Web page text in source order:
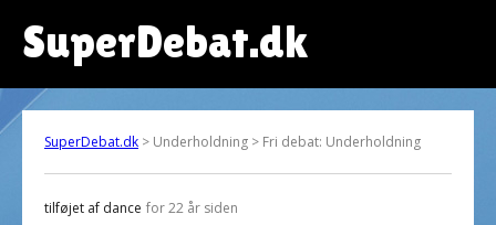
SuperDebat.dk
SuperDebat.dk > Underholdning > Fri debat: Underholdning
tilføjet af dance for 22 år siden